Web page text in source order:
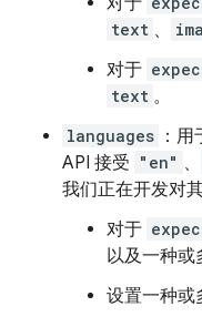
text 、
对于
text 。
languages ：
API 接受 "en" 、
我们正在开发对
对于
以及一种或
设置一种或